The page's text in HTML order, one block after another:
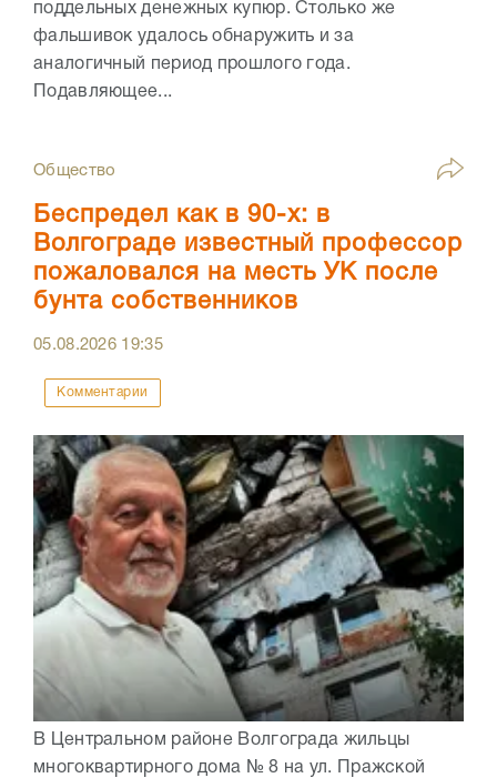
поддельных денежных купюр. Столько же
фальшивок удалось обнаружить и за
аналогичный период прошлого года.
Подавляющее...
Общество
Беспредел как в 90-х: в
Волгограде известный профессор
пожаловался на месть УК после
бунта собственников
05.08.2026 19:35
Комментарии
В Центральном районе Волгограда жильцы
многоквартирного дома № 8 на ул. Пражской